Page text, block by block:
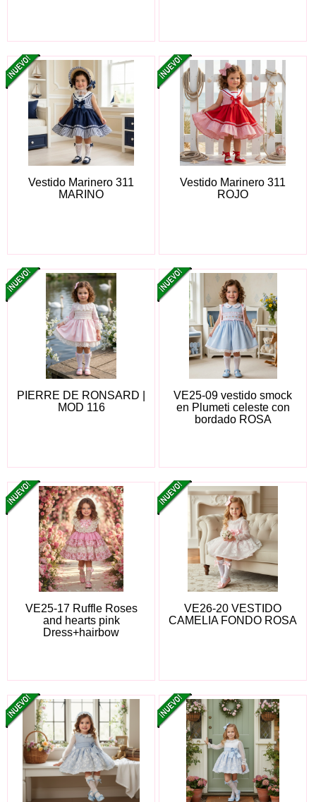
Vestido Marinero 311
MARINO
Vestido Marinero 311
ROJO
PIERRE DE RONSARD |
MOD 116
VE25-09 vestido smock
en Plumeti celeste con
bordado ROSA
VE25-17 Ruffle Roses
and hearts pink
Dress+hairbow
VE26-20 VESTIDO
CAMELIA FONDO ROSA